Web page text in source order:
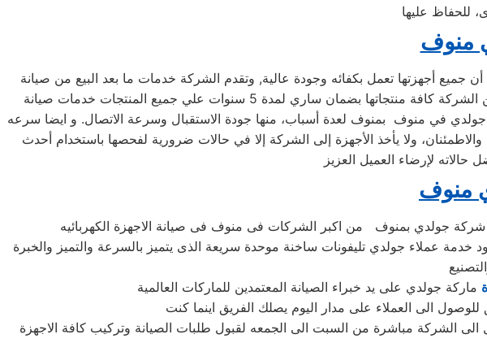
منوف
أجهزتها تعمل بكفائه وجودة عالية, وتقدم الشركة خدمات ما بعد البيع من صيانة
دورية علي كافة الاجهزة لضمان سلامة أجهزتك سواء كانت ( ثلاجة – غسالة – بوتاجاز – ديب فريزر ) وتضمن الشركة كافة منتجاتها بضمان ساري لمدة 5 سنوات علي جميع المنتجات خدمات صيانة
بأفضل خدمة عملاء من جولدي في منوف بمنوف لعدة أسباب، منها جودة الاستقبال وسرعة الاتصال. و ايضا سرعه
ولا يأخذ الأجهزة إلى الشركة إلا في حالات ضرورية لفحصها باستخدام أحدث
منوف
خدمة عملاء جولدي تليفونات ساخنة موحدة سريعة الذى يتميز بالسرعة والتميز والخبرة
الشركة مباشرة من السبت الى الجمعه لقبول طلبات الصيانة وتركيب كافة الاجهزة